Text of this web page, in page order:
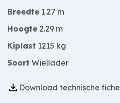
Breedte 1.27 m
Hoogte 2.29 m
Kiplast 1215 kg
Soort Wiellader
Download technische fiche